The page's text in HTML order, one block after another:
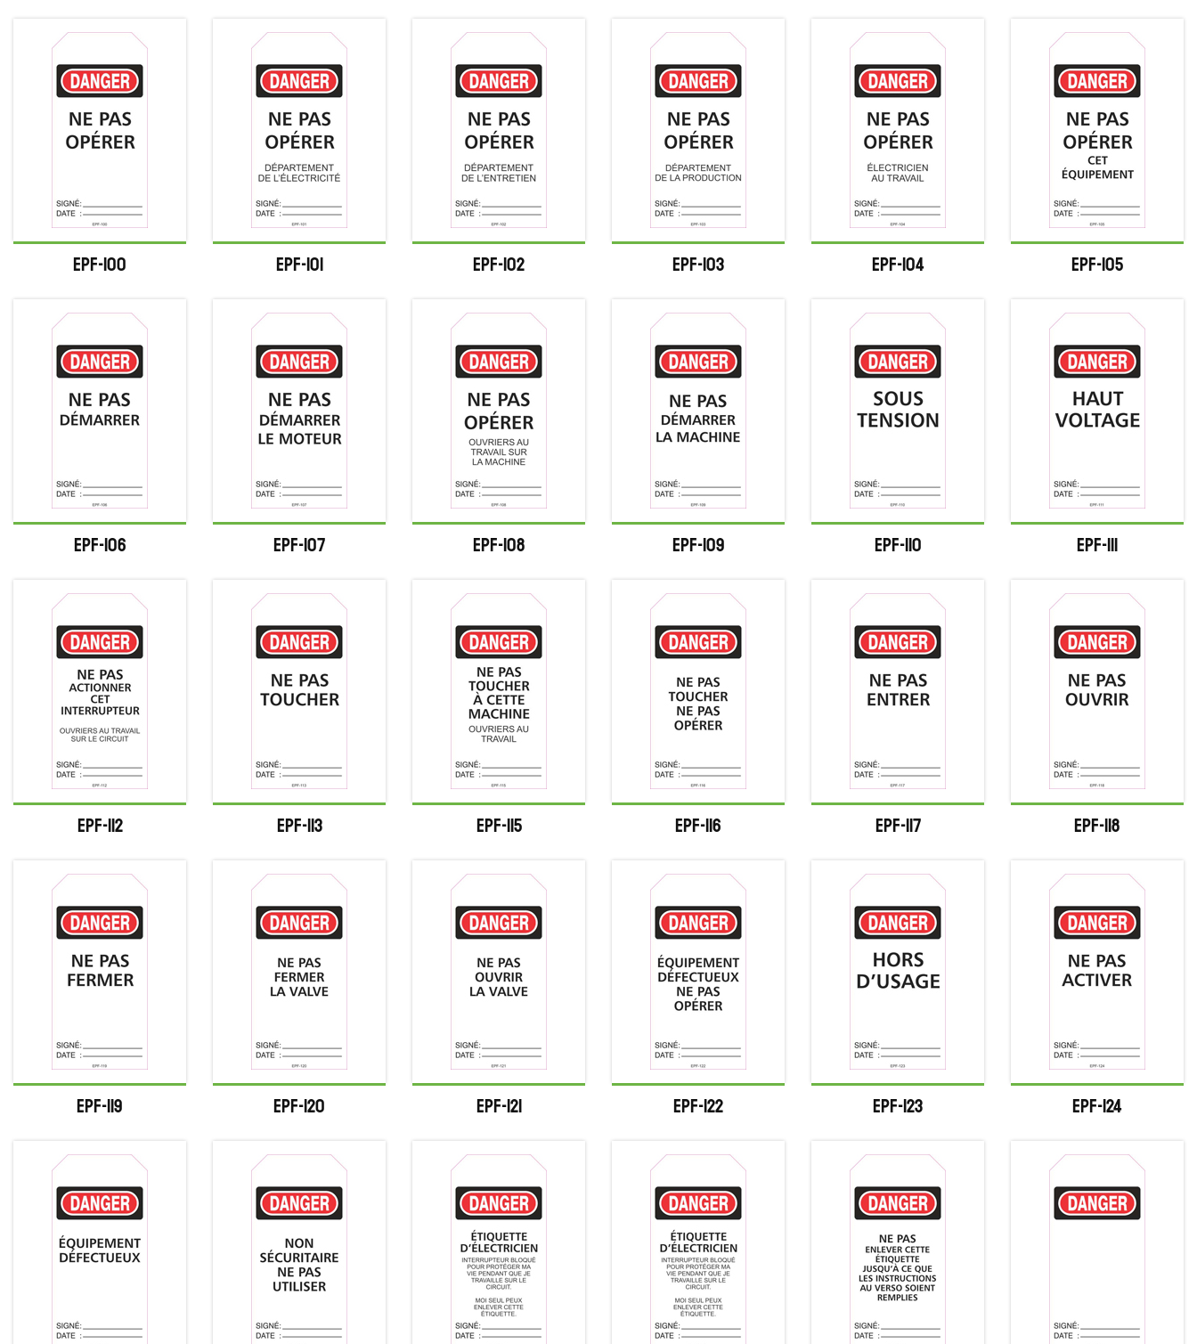
EPF-100 EPF-101 EPF-102 EPF-103 EPF-104 EPF-105
EPF-106 EPF-107 EPF-108 EPF-109 EPF-110 EPF-111
EPF-112 EPF-113 EPF-115 EPF-116 EPF-117 EPF-118
EPF-119 EPF-120 EPF-121 EPF-122 EPF-123 EPF-124